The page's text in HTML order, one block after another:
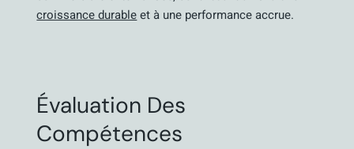
croissance durableet à une performance accrue.
Évaluation Des
Compétences